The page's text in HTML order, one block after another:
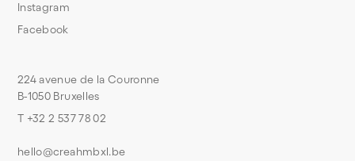
224 avenue de la Couronne
B-1050 Bruxelles
T +32 2 537 78 02
hello@creahmbxl.be
Instagram
Facebook